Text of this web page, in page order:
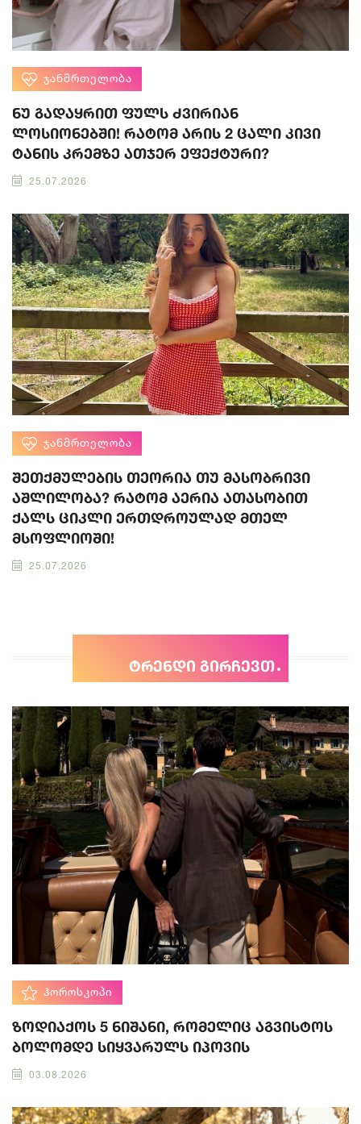
ᲯᲐᲜᲛᲠᲗᲔᲚᲝᲑᲐ
ნუ გადაყრით ფულს ძვირიან
ლოსიონებში! რატომ არის 2 ცალი კივი
ტანის კრემზე ათჯერ ეფექტური?
25.07.2026
ᲯᲐᲜᲛᲠᲗᲔᲚᲝᲑᲐ
შეთქმულების თეორია თუ მასობრივი
აშლილობა? რატომ აერია ათასობით
ქალს ციკლი ერთდროულად მთელ
მსოფლიოში!
25.07.2026
ტრენდი გირჩევთ
ᲰᲝᲠᲝᲡᲙᲝᲞᲘ
ზოდიაქოს 5 ნიშანი, რომელიც აგვისტოს
ბოლომდე სიყვარულს იპოვის
03.08.2026